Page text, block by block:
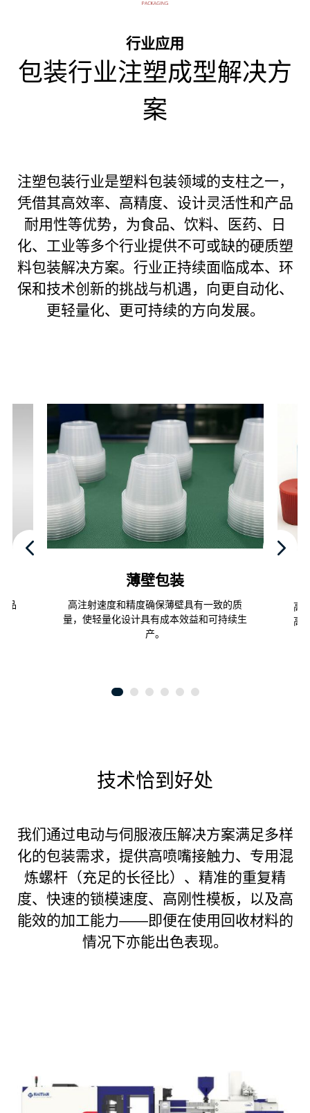
包装行业注塑成型解决方
案
行业应用
注塑包装行业是塑料包装领域的支柱之一，
凭借其高效率、高精度、设计灵活性和产品
耐用性等优势，为食品、饮料、医药、日
化、工业等多个行业提供不可或缺的硬质塑
料包装解决方案。行业正持续面临成本、环
保和技术创新的挑战与机遇，向更自动化、
更轻量化、更可持续的方向发展。
品
薄壁包装
高注射速度和精度确保薄壁具有一致的质
量，使轻量化设计具有成本效益和可持续生
产。
高
高
技术恰到好处
我们通过电动与伺服液压解决方案满足多样
化的包装需求，提供高喷嘴接触力、专用混
炼螺杆（充足的长径比）、精准的重复精
度、快速的锁模速度、高刚性模板，以及高
能效的加工能力——即便在使用回收材料的
情况下亦能出色表现。